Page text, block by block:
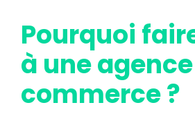
Pourquoi
à une agence
commerce ?